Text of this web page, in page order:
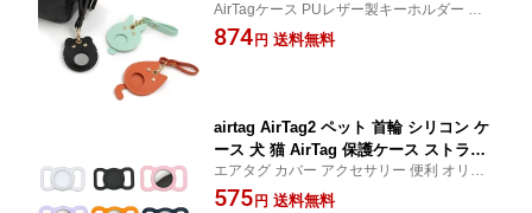
pu革 ストラップ エアタグ アタグ キー
ホルダー 可愛い
AirTagケース PUレザー製キーホルダー 可
愛いデザインの保護カバー レディース向け
エアタグ対応 ストラップ付きPU革アクセサ
874 円 送料無料
airtag AirTag2 ペット 首輪 シリコン ケ
ース 犬 猫 AirTag 保護ケース ストラッ
プ エアタグ アタグ Apple Airtags シリ
コンバンパー 犬用 猫用 紛失防止 キズ
エアタグ カバー アクセサリー 便利 オリジ
ナル
575 円 送料無料